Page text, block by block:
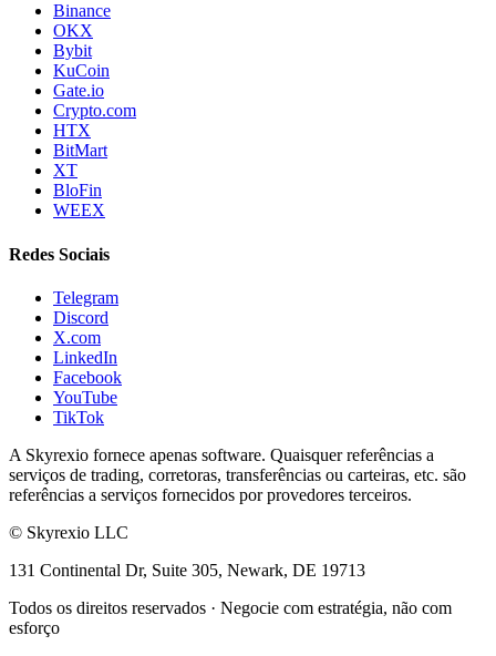
Binance
OKX
Bybit
KuCoin
Gate.io
Crypto.com
HTX
BitMart
XT
BloFin
WEEX
Redes Sociais
Telegram
Discord
X.com
LinkedIn
Facebook
YouTube
TikTok
A Skyrexio fornece apenas software. Quaisquer referências a
serviços de trading, corretoras, transferências ou carteiras, etc. são
referências a serviços fornecidos por provedores terceiros.
© Skyrexio LLC
131 Continental Dr, Suite 305, Newark, DE 19713
Todos os direitos reservados · Negocie com estratégia, não com
esforço